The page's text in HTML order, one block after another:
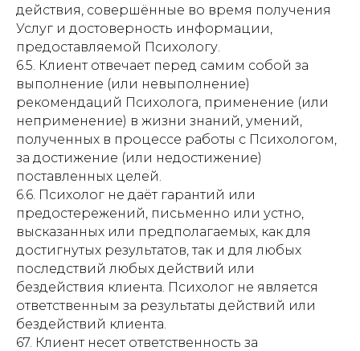
действия, совершённые во время получения
Услуг и достоверность информации,
предоставляемой Психологу.
6.5. Клиент отвечает перед самим собой за
выполнение (или невыполнение)
рекомендаций Психолога, применение (или
неприменение) в жизни знаний, умений,
полученных в процессе работы с Психологом,
за достижение (или недостижение)
поставленных целей.
6.6. Психолог не даёт гарантий или
предостережений, письменно или устно,
высказанных или предполагаемых, как для
достигнутых результатов, так и для любых
последствий любых действий или
бездействия клиента. Психолог не является
ответственным за результаты действий или
бездействий клиента.
67. Клиент несет ответственность за